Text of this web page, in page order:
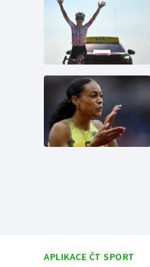
APLIKACE ČT SPORT